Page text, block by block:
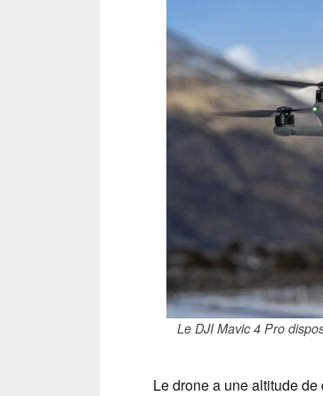
Le DJI Mavic 4 Pro
Le drone a une altitude